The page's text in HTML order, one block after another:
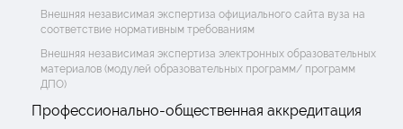
Внешняя независимая экспертиза официального сайта вуза на
соответствие нормативным требованиям
Внешняя независимая экспертиза электронных образовательных
материалов (модулей образовательных программ/ программ
ДПО)
Профессионально-общественная аккредитация